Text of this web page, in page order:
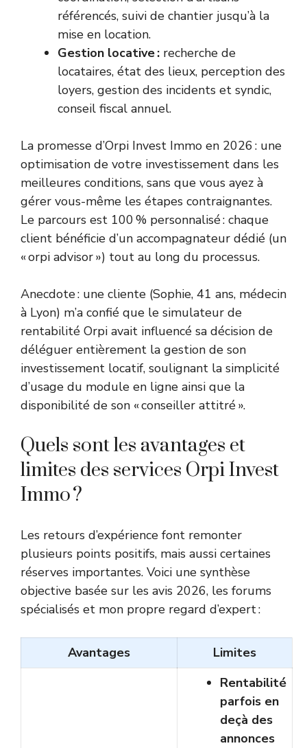
référencés, suivi de chantier jusqu’à la
mise en location.
Gestion locative : recherche de
locataires, état des lieux, perception des
loyers, gestion des incidents et syndic,
conseil fiscal annuel.
La promesse d’Orpi Invest Immo en 2026 : une
optimisation de votre investissement dans les
meilleures conditions, sans que vous ayez à
gérer vous-même les étapes contraignantes.
Le parcours est 100 % personnalisé : chaque
client bénéficie d’un accompagnateur dédié (un
« orpi advisor ») tout au long du processus.
Anecdote : une cliente (Sophie, 41 ans, médecin
à Lyon) m’a confié que le simulateur de
rentabilité Orpi avait influencé sa décision de
déléguer entièrement la gestion de son
investissement locatif, soulignant la simplicité
d’usage du module en ligne ainsi que la
disponibilité de son « conseiller attitré ».
Quels sont les avantages et
limites des services Orpi Invest
Immo ?
Les retours d’expérience font remonter
plusieurs points positifs, mais aussi certaines
réserves importantes. Voici une synthèse
objective basée sur les avis 2026, les forums
spécialisés et mon propre regard d’expert :
Avantages Limites
Rentabilité
parfois en
deçà des
annonces